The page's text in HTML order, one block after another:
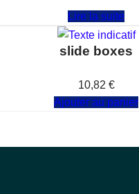
Lire la suite
slide boxes
10,82 €
Ajouter au panier